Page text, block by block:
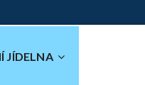
JÍDELNA